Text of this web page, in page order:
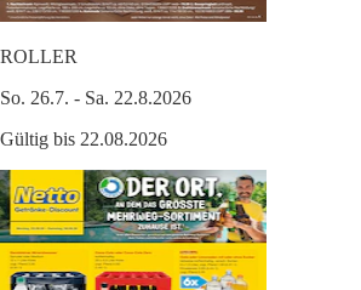
ROLLER
So. 26.7. - Sa. 22.8.2026
Gültig bis 22.08.2026